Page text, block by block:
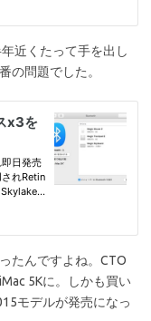
近くたって手を出し
の問題でした。
たんですよね。CTO
5Kに。しかも買い
モデルが発売になっ